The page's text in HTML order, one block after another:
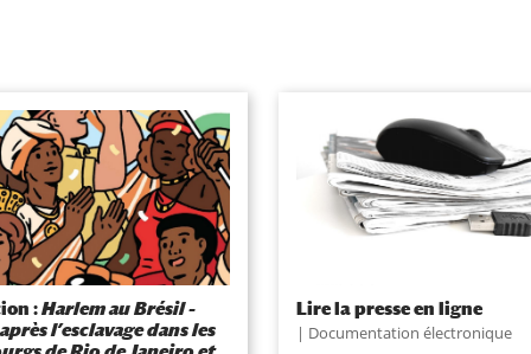
:Harlem au Brésil –
l’esclavage dans les
Lire la presse en ligne
Documentation électronique